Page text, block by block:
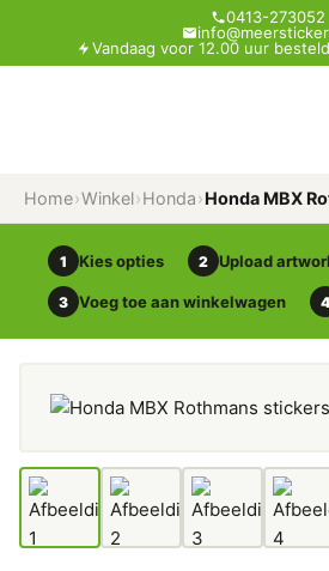
0413-273052
Vandaag voor 12.00 uur
Home›Winkel›Honda›Honda MBX
1 Kies opties 2 Upload
3 Voeg toe aan winkelwagen 4